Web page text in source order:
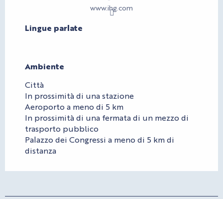
www.ihg.com
Lingue parlate
Lingue parlate
Ambiente
Ambiente
Città
In prossimità di una stazione
Aeroporto a meno di 5 km
In prossimità di una fermata di un mezzo di
trasporto pubblico
Palazzo dei Congressi a meno di 5 km di
distanza